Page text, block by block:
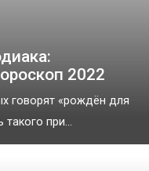
2022
говорят «рождён для
такого при...